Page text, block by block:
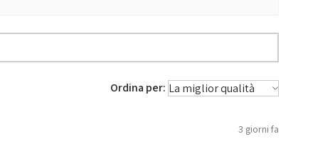
Ordina per:
3 giorni fa